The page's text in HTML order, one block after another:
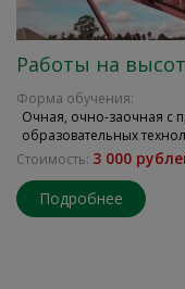
Работы на
Форма обучения:
Очная, очно-заочная с
образовательных
Стоимость: 3 000
Подробнее